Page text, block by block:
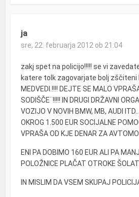
ja
sre, 22. februarja 2012 ob 21:04
zakj spet na policijo!!!!! se vi
katere tolk zagovarjate bolj zščiteni
MEDVEDI.!!!! DEJTE SE MALO
SODIŠČE¨!!!!! IN DRUGI DRŽAVNI
VOZIJO V NOVIH BMW, MB, AUDI
OKROG 1.500 EUR SOCIJALNE
VPRAŠA OD KJE DENAR ZA
ENI PA DOBIMO 160 EUR ALI PA
POLOŽNICE PLAČAT OTROKE
IN MISLIM DA VSEM SKUPAJ